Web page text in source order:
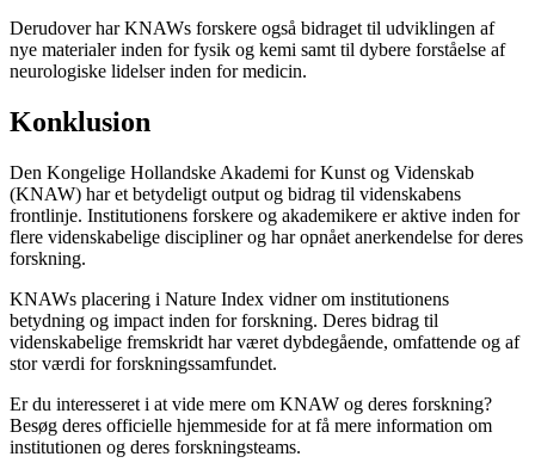
Derudover har KNAWs forskere også bidraget til udviklingen af
nye materialer inden for fysik og kemi samt til dybere forståelse af
neurologiske lidelser inden for medicin.
Konklusion
Den Kongelige Hollandske Akademi for Kunst og Videnskab
(KNAW) har et betydeligt output og bidrag til videnskabens
frontlinje. Institutionens forskere og akademikere er aktive inden for
flere videnskabelige discipliner og har opnået anerkendelse for deres
forskning.
KNAWs placering i Nature Index vidner om institutionens
betydning og impact inden for forskning. Deres bidrag til
videnskabelige fremskridt har været dybdegående, omfattende og af
stor værdi for forskningssamfundet.
Er du interesseret i at vide mere om KNAW og deres forskning?
Besøg deres officielle hjemmeside for at få mere information om
institutionen og deres forskningsteams.